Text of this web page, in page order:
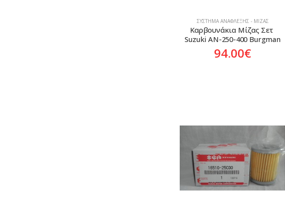
ΣΎΣΤΗΜΑ ΑΝΆΦΛΕΞΗΣ - ΜΊΖΑΣ
Καρβουνάκια Μίζας Σετ
Suzuki AN-250-400 Burgman
94.00€